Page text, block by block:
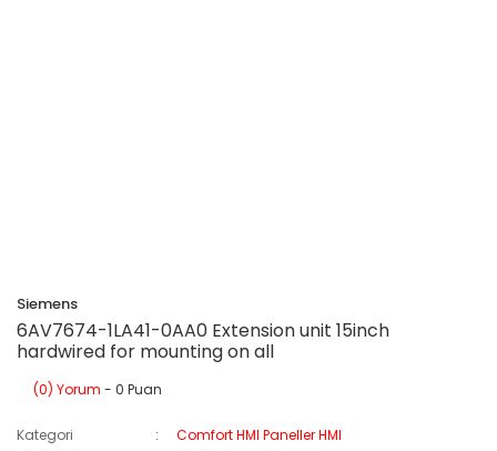
Siemens
6AV7674-1LA41-0AA0 Extension unit 15inch
hardwired for mounting on all
(0) Yorum - 0 Puan
Kategori
Comfort HMI Paneller HMI